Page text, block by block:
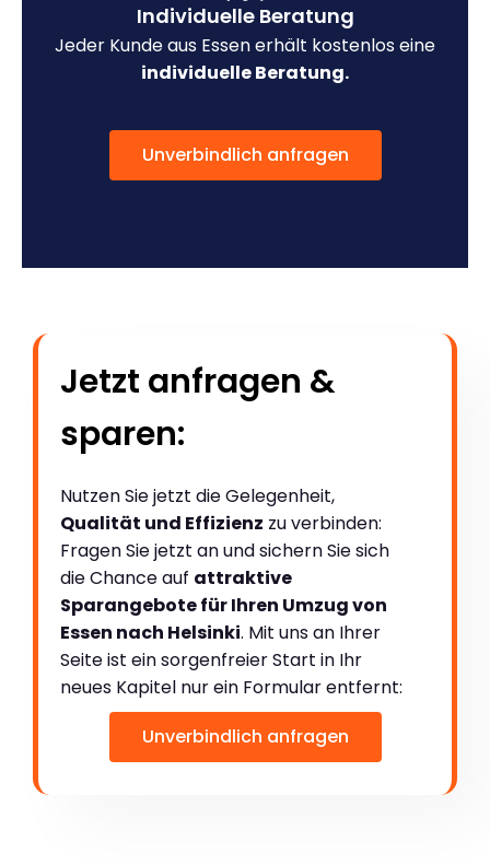
Individuelle Beratung
Jeder Kunde aus Essen erhält kostenlos eine
individuelle Beratung.
Unverbindlich anfragen
Jetzt anfragen &
sparen:
Nutzen Sie jetzt die Gelegenheit,
Qualität und Effizienz zu verbinden:
Fragen Sie jetzt an und sichern Sie sich
die Chance auf attraktive
Sparangebote für Ihren Umzug von
Essen nach Helsinki. Mit uns an Ihrer
Seite ist ein sorgenfreier Start in Ihr
neues Kapitel nur ein Formular entfernt:
Unverbindlich anfragen